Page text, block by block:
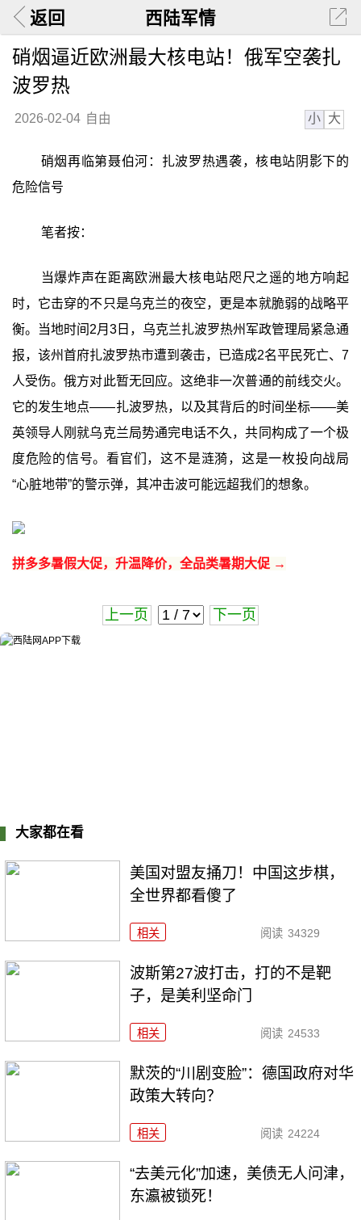
返回 西陆军情
硝烟逼近欧洲最大核电站！俄军空袭扎
波罗热
2026-02-04 自由 小 大
硝烟再临第聂伯河：扎波罗热遇袭，核电站阴影下的
危险信号
笔者按：
当爆炸声在距离欧洲最大核电站咫尺之遥的地方响起
时，它击穿的不只是乌克兰的夜空，更是本就脆弱的战略平
衡。当地时间2月3日，乌克兰扎波罗热州军政管理局紧急通
报，该州首府扎波罗热市遭到袭击，已造成2名平民死亡、7
人受伤。俄方对此暂无回应。这绝非一次普通的前线交火。
它的发生地点——扎波罗热，以及其背后的时间坐标——美
英领导人刚就乌克兰局势通完电话不久，共同构成了一个极
度危险的信号。看官们，这不是涟漪，这是一枚投向战局
“心脏地带”的警示弹，其冲击波可能远超我们的想象。
拼多多暑假大促，升温降价，全品类暑期大促 →
上一页 下一页
大家都在看
美国对盟友捅刀！中国这步棋，
全世界都看傻了
相关 阅读 34329
波斯第27波打击，打的不是靶
子，是美利坚命门
相关 阅读 24533
默茨的“川剧变脸”：德国政府对华
政策大转向？
相关 阅读 24224
“去美元化”加速，美债无人问津，
东瀛被锁死！